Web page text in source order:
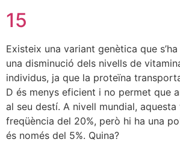
15
Existeix una variant genètica que
una disminució dels nivells de
individus, ja que la proteïna
D és menys eficient i no permet que
al seu destí. A nivell mundial,
freqüència del 20%, però hi ha una
és només del 5%. Quina?